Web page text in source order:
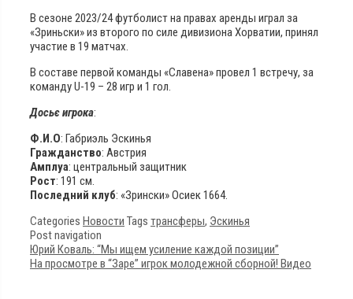
В сезоне 2023/24 футболист на правах аренды играл за
«Зриньски» из второго по силе дивизиона Хорватии, принял
участие в 19 матчах.
В составе первой команды «Славена» провел 1 встречу, за
команду U-19 – 28 игр и 1 гол.
Досьє игрока:
Ф.И.О: Габриэль Эскинья
Гражданство: Австрия
Амплуа: центральный защитник
Рост: 191 см.
Последний клуб: «Зрински» Осиек 1664.
Categories Новости Tags трансферы, Эскинья
Post navigation
Юрий Коваль: “Мы ищем усиление каждой позиции”
На просмотре в “Заре” игрок молодежной сборной! Видео